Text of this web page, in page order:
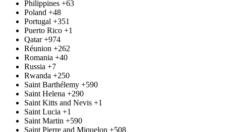
Philippines +63
Poland +48
Portugal +351
Puerto Rico +1
Qatar +974
Réunion +262
Romania +40
Russia +7
Rwanda +250
Saint Barthélemy +590
Saint Helena +290
Saint Kitts and Nevis +1
Saint Lucia +1
Saint Martin +590
Saint Pierre and Miquelon +508